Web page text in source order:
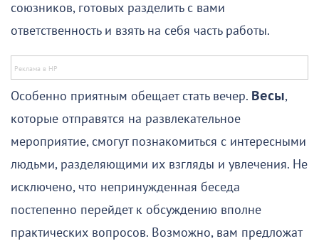
союзников, готовых разделить с вами
ответственность и взять на себя часть работы.
Особенно приятным обещает стать вечер. Весы,
которые отправятся на развлекательное
мероприятие, смогут познакомиться с интересными
людьми, разделяющими их взгляды и увлечения. Не
исключено, что непринужденная беседа
постепенно перейдет к обсуждению вполне
практических вопросов. Возможно, вам предложат